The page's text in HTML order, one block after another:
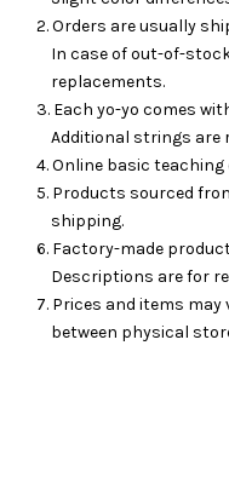
2. Orders are usually
In case of out-of-
replacements.
3. Each yo-yo comes
Additional strings are
4. Online basic
5. Products sourced
shipping.
6. Factory-made
Descriptions are for
7. Prices and items
between physical